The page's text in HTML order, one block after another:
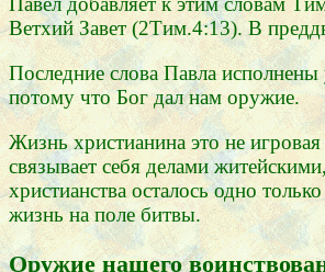
Ветхий Завет (2Тим.4:13). В
Последние слова Павла
потому что Бог дал нам оружие.
Жизнь христианина это не
связывает себя делами
христианства осталось одно
жизнь на поле битвы.
Оружие нашего